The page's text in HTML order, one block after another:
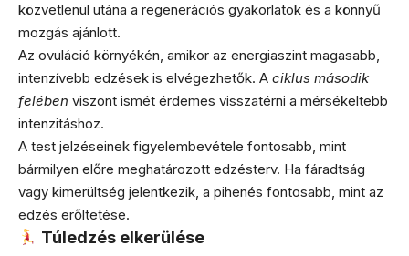
közvetlenül utána a regenerációs gyakorlatok és a könnyű
mozgás ajánlott.
Az ovuláció környékén, amikor az energiaszint magasabb,
intenzívebb edzések is elvégezhetők. A ciklus második
felében viszont ismét érdemes visszatérni a mérsékeltebb
intenzitáshoz.
A test jelzéseinek figyelembevétele fontosabb, mint
bármilyen előre meghatározott edzésterv. Ha fáradtság
vagy kimerültség jelentkezik, a pihenés fontosabb, mint az
edzés erőltetése.
Túledzés elkerülése